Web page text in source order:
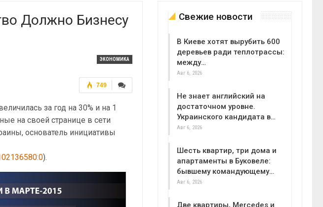
Должно Бизнесу
ЭКОНОМИКА
749
за год на 30% и на 1
на своей странице в сети
основатель инициативы
).
Свежие новости
В Киеве хотят вырубить 600
деревьев ради теплотрассы:
между…
Авг 6, 2026
Не знает английский на
достаточном уровне.
Украинского кандидата в…
Авг 6, 2026
Шесть квартир, три дома и
апартаменты в Буковеле:
бывшему командующему…
Авг 6, 2026
Две квартиры, Mercedes и